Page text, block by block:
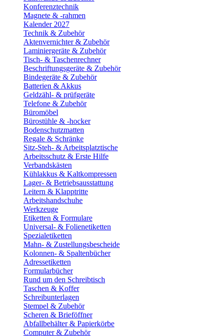
Konferenztechnik
Magnete & -rahmen
Kalender 2027
Technik & Zubehör
Aktenvernichter & Zubehör
Laminiergeräte & Zubehör
Tisch- & Taschenrechner
Beschriftungsgeräte & Zubehör
Bindegeräte & Zubehör
Batterien & Akkus
Geldzähl- & prüfgeräte
Telefone & Zubehör
Büromöbel
Bürostühle & -hocker
Bodenschutzmatten
Regale & Schränke
Sitz-Steh- & Arbeitsplatztische
Arbeitsschutz & Erste Hilfe
Verbandskästen
Kühlakkus & Kaltkompressen
Lager- & Betriebsausstattung
Leitern & Klapptritte
Arbeitshandschuhe
Werkzeuge
Etiketten & Formulare
Universal- & Folienetiketten
Spezialetiketten
Mahn- & Zustellungsbescheide
Kolonnen- & Spaltenbücher
Adressetiketten
Formularbücher
Rund um den Schreibtisch
Taschen & Koffer
Schreibunterlagen
Stempel & Zubehör
Scheren & Brieföffner
Abfallbehälter & Papierkörbe
Computer & Zubehör